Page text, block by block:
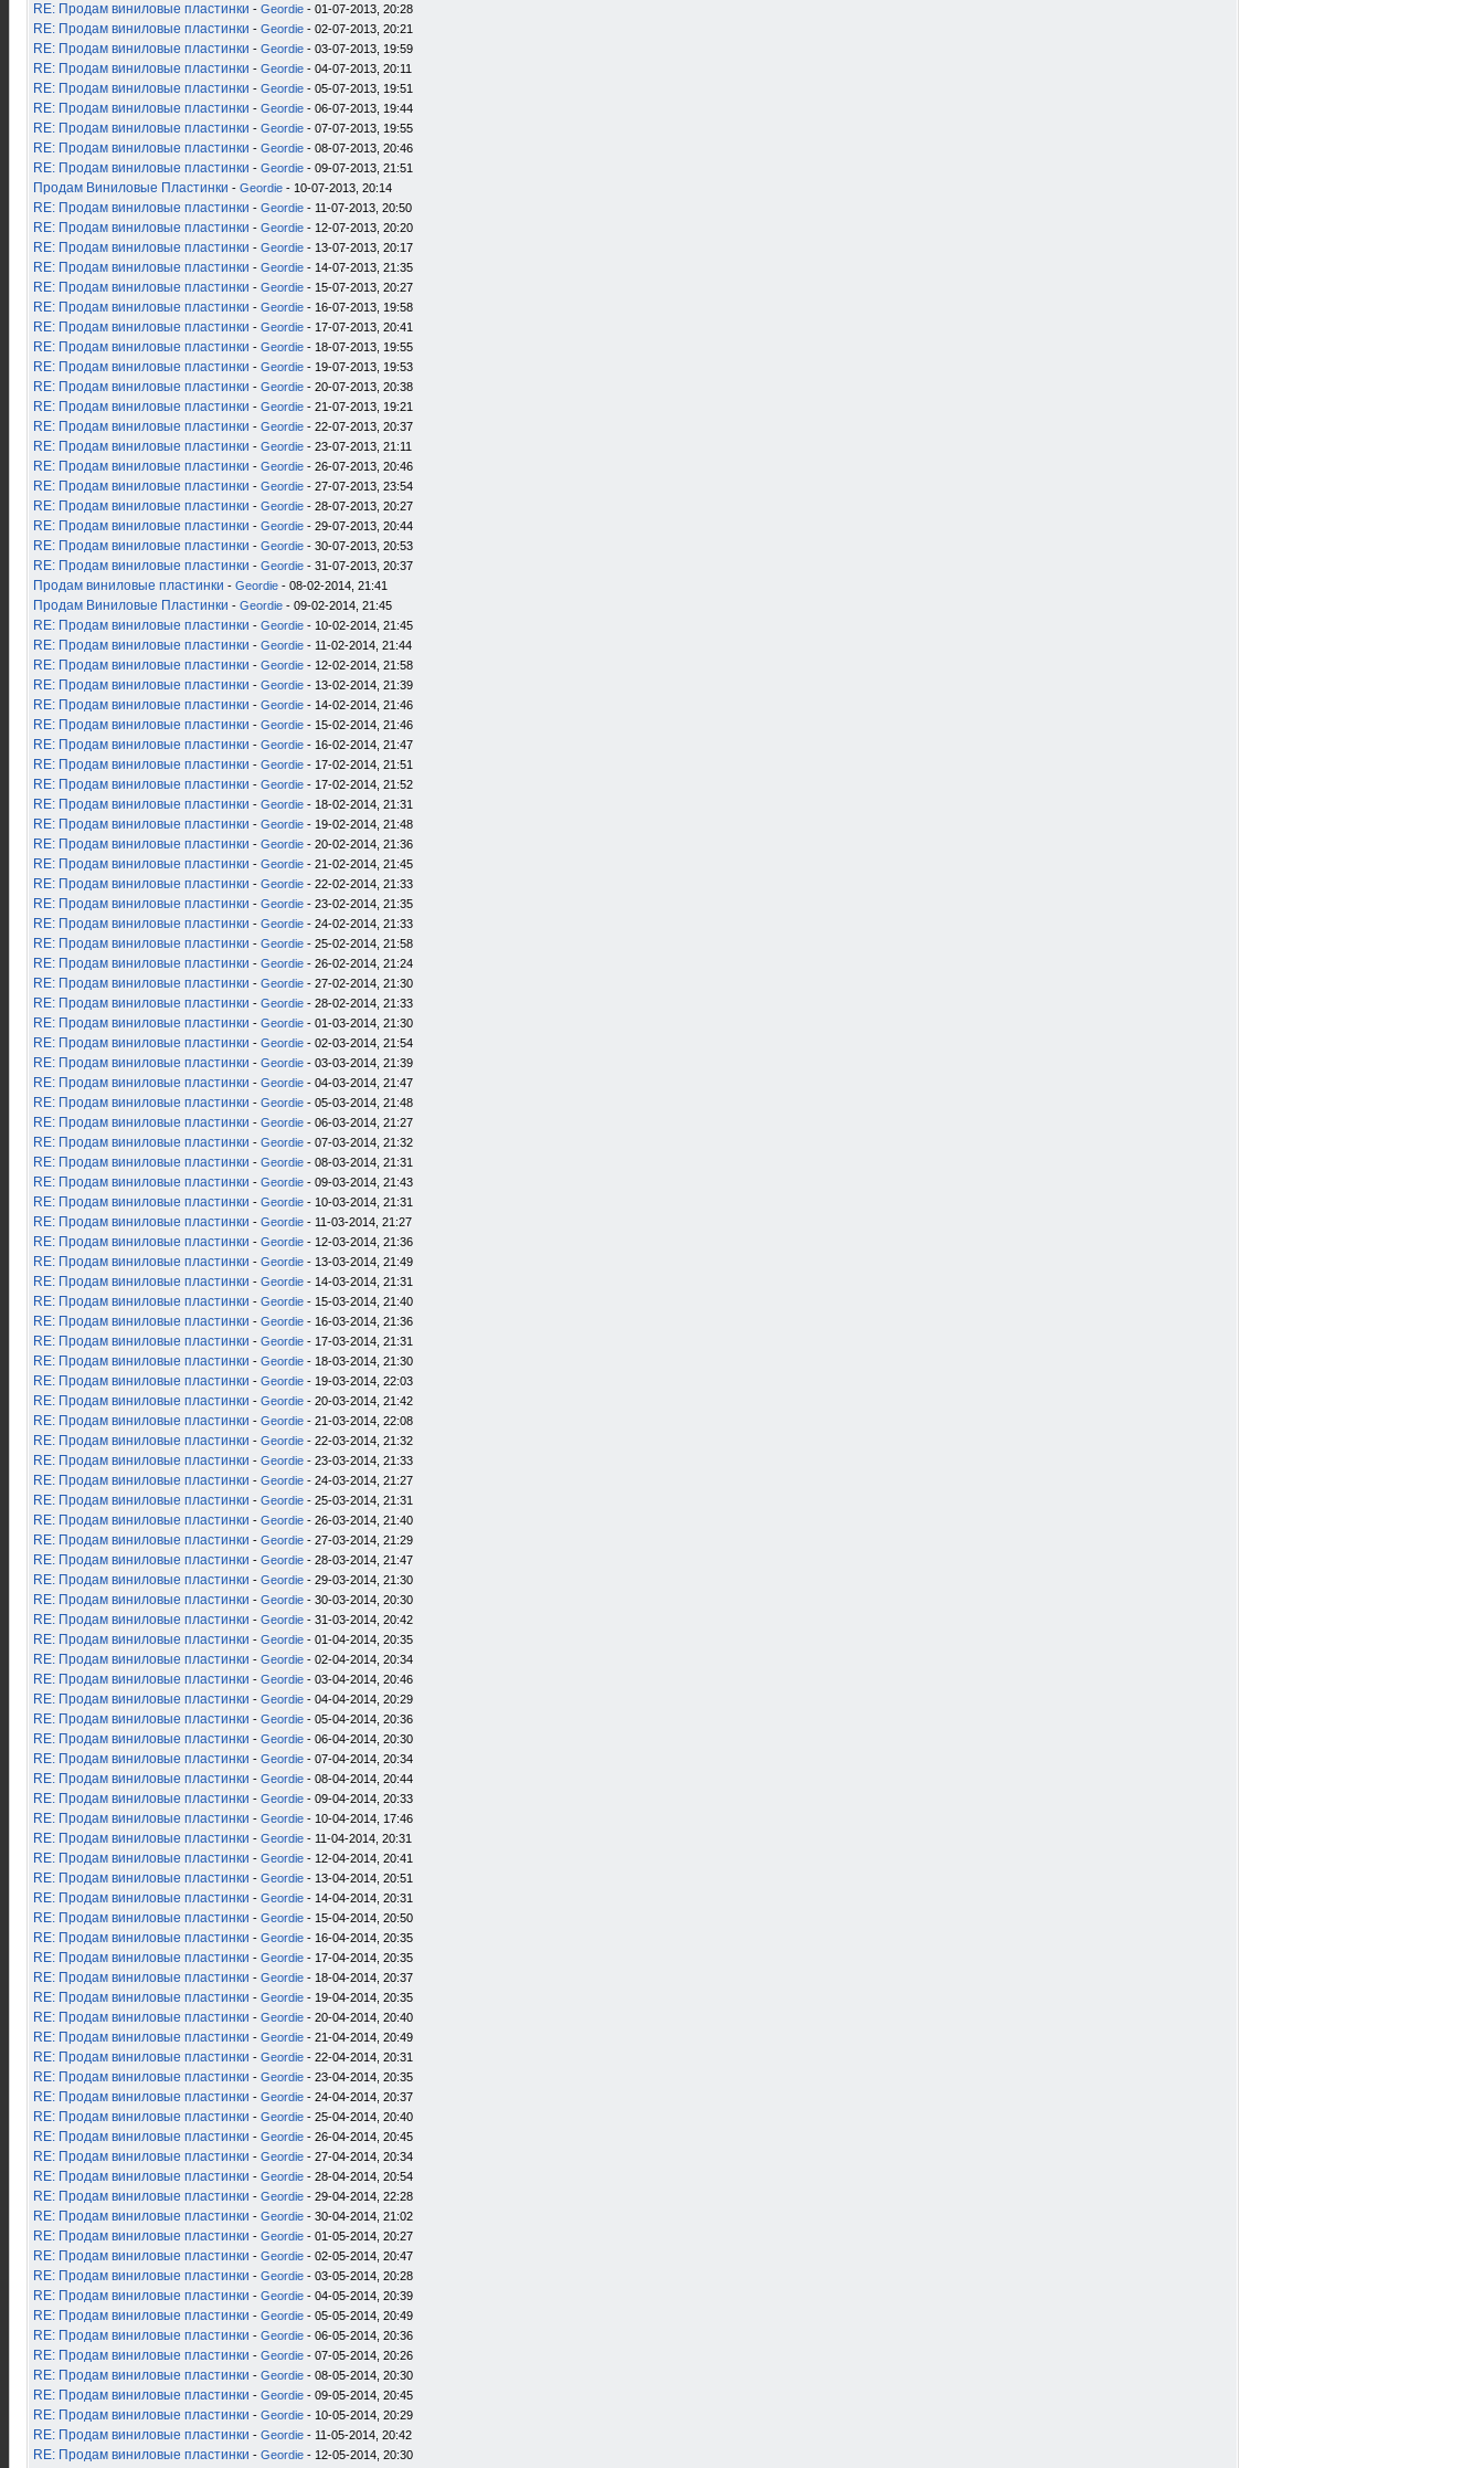
RE: Продам виниловые пластинки - Geordie - 01-07-2013, 20:28
RE: Продам виниловые пластинки - Geordie - 02-07-2013, 20:21
RE: Продам виниловые пластинки - Geordie - 03-07-2013, 19:59
RE: Продам виниловые пластинки - Geordie - 04-07-2013, 20:11
RE: Продам виниловые пластинки - Geordie - 05-07-2013, 19:51
RE: Продам виниловые пластинки - Geordie - 06-07-2013, 19:44
RE: Продам виниловые пластинки - Geordie - 07-07-2013, 19:55
RE: Продам виниловые пластинки - Geordie - 08-07-2013, 20:46
RE: Продам виниловые пластинки - Geordie - 09-07-2013, 21:51
Продам Виниловые Пластинки - Geordie - 10-07-2013, 20:14
RE: Продам виниловые пластинки - Geordie - 11-07-2013, 20:50
RE: Продам виниловые пластинки - Geordie - 12-07-2013, 20:20
RE: Продам виниловые пластинки - Geordie - 13-07-2013, 20:17
RE: Продам виниловые пластинки - Geordie - 14-07-2013, 21:35
RE: Продам виниловые пластинки - Geordie - 15-07-2013, 20:27
RE: Продам виниловые пластинки - Geordie - 16-07-2013, 19:58
RE: Продам виниловые пластинки - Geordie - 17-07-2013, 20:41
RE: Продам виниловые пластинки - Geordie - 18-07-2013, 19:55
RE: Продам виниловые пластинки - Geordie - 19-07-2013, 19:53
RE: Продам виниловые пластинки - Geordie - 20-07-2013, 20:38
RE: Продам виниловые пластинки - Geordie - 21-07-2013, 19:21
RE: Продам виниловые пластинки - Geordie - 22-07-2013, 20:37
RE: Продам виниловые пластинки - Geordie - 23-07-2013, 21:11
RE: Продам виниловые пластинки - Geordie - 26-07-2013, 20:46
RE: Продам виниловые пластинки - Geordie - 27-07-2013, 23:54
RE: Продам виниловые пластинки - Geordie - 28-07-2013, 20:27
RE: Продам виниловые пластинки - Geordie - 29-07-2013, 20:44
RE: Продам виниловые пластинки - Geordie - 30-07-2013, 20:53
RE: Продам виниловые пластинки - Geordie - 31-07-2013, 20:37
Продам виниловые пластинки - Geordie - 08-02-2014, 21:41
Продам Виниловые Пластинки - Geordie - 09-02-2014, 21:45
RE: Продам виниловые пластинки - Geordie - 10-02-2014, 21:45
RE: Продам виниловые пластинки - Geordie - 11-02-2014, 21:44
RE: Продам виниловые пластинки - Geordie - 12-02-2014, 21:58
RE: Продам виниловые пластинки - Geordie - 13-02-2014, 21:39
RE: Продам виниловые пластинки - Geordie - 14-02-2014, 21:46
RE: Продам виниловые пластинки - Geordie - 15-02-2014, 21:46
RE: Продам виниловые пластинки - Geordie - 16-02-2014, 21:47
RE: Продам виниловые пластинки - Geordie - 17-02-2014, 21:51
RE: Продам виниловые пластинки - Geordie - 17-02-2014, 21:52
RE: Продам виниловые пластинки - Geordie - 18-02-2014, 21:31
RE: Продам виниловые пластинки - Geordie - 19-02-2014, 21:48
RE: Продам виниловые пластинки - Geordie - 20-02-2014, 21:36
RE: Продам виниловые пластинки - Geordie - 21-02-2014, 21:45
RE: Продам виниловые пластинки - Geordie - 22-02-2014, 21:33
RE: Продам виниловые пластинки - Geordie - 23-02-2014, 21:35
RE: Продам виниловые пластинки - Geordie - 24-02-2014, 21:33
RE: Продам виниловые пластинки - Geordie - 25-02-2014, 21:58
RE: Продам виниловые пластинки - Geordie - 26-02-2014, 21:24
RE: Продам виниловые пластинки - Geordie - 27-02-2014, 21:30
RE: Продам виниловые пластинки - Geordie - 28-02-2014, 21:33
RE: Продам виниловые пластинки - Geordie - 01-03-2014, 21:30
RE: Продам виниловые пластинки - Geordie - 02-03-2014, 21:54
RE: Продам виниловые пластинки - Geordie - 03-03-2014, 21:39
RE: Продам виниловые пластинки - Geordie - 04-03-2014, 21:47
RE: Продам виниловые пластинки - Geordie - 05-03-2014, 21:48
RE: Продам виниловые пластинки - Geordie - 06-03-2014, 21:27
RE: Продам виниловые пластинки - Geordie - 07-03-2014, 21:32
RE: Продам виниловые пластинки - Geordie - 08-03-2014, 21:31
RE: Продам виниловые пластинки - Geordie - 09-03-2014, 21:43
RE: Продам виниловые пластинки - Geordie - 10-03-2014, 21:31
RE: Продам виниловые пластинки - Geordie - 11-03-2014, 21:27
RE: Продам виниловые пластинки - Geordie - 12-03-2014, 21:36
RE: Продам виниловые пластинки - Geordie - 13-03-2014, 21:49
RE: Продам виниловые пластинки - Geordie - 14-03-2014, 21:31
RE: Продам виниловые пластинки - Geordie - 15-03-2014, 21:40
RE: Продам виниловые пластинки - Geordie - 16-03-2014, 21:36
RE: Продам виниловые пластинки - Geordie - 17-03-2014, 21:31
RE: Продам виниловые пластинки - Geordie - 18-03-2014, 21:30
RE: Продам виниловые пластинки - Geordie - 19-03-2014, 22:03
RE: Продам виниловые пластинки - Geordie - 20-03-2014, 21:42
RE: Продам виниловые пластинки - Geordie - 21-03-2014, 22:08
RE: Продам виниловые пластинки - Geordie - 22-03-2014, 21:32
RE: Продам виниловые пластинки - Geordie - 23-03-2014, 21:33
RE: Продам виниловые пластинки - Geordie - 24-03-2014, 21:27
RE: Продам виниловые пластинки - Geordie - 25-03-2014, 21:31
RE: Продам виниловые пластинки - Geordie - 26-03-2014, 21:40
RE: Продам виниловые пластинки - Geordie - 27-03-2014, 21:29
RE: Продам виниловые пластинки - Geordie - 28-03-2014, 21:47
RE: Продам виниловые пластинки - Geordie - 29-03-2014, 21:30
RE: Продам виниловые пластинки - Geordie - 30-03-2014, 20:30
RE: Продам виниловые пластинки - Geordie - 31-03-2014, 20:42
RE: Продам виниловые пластинки - Geordie - 01-04-2014, 20:35
RE: Продам виниловые пластинки - Geordie - 02-04-2014, 20:34
RE: Продам виниловые пластинки - Geordie - 03-04-2014, 20:46
RE: Продам виниловые пластинки - Geordie - 04-04-2014, 20:29
RE: Продам виниловые пластинки - Geordie - 05-04-2014, 20:36
RE: Продам виниловые пластинки - Geordie - 06-04-2014, 20:30
RE: Продам виниловые пластинки - Geordie - 07-04-2014, 20:34
RE: Продам виниловые пластинки - Geordie - 08-04-2014, 20:44
RE: Продам виниловые пластинки - Geordie - 09-04-2014, 20:33
RE: Продам виниловые пластинки - Geordie - 10-04-2014, 17:46
RE: Продам виниловые пластинки - Geordie - 11-04-2014, 20:31
RE: Продам виниловые пластинки - Geordie - 12-04-2014, 20:41
RE: Продам виниловые пластинки - Geordie - 13-04-2014, 20:51
RE: Продам виниловые пластинки - Geordie - 14-04-2014, 20:31
RE: Продам виниловые пластинки - Geordie - 15-04-2014, 20:50
RE: Продам виниловые пластинки - Geordie - 16-04-2014, 20:35
RE: Продам виниловые пластинки - Geordie - 17-04-2014, 20:35
RE: Продам виниловые пластинки - Geordie - 18-04-2014, 20:37
RE: Продам виниловые пластинки - Geordie - 19-04-2014, 20:35
RE: Продам виниловые пластинки - Geordie - 20-04-2014, 20:40
RE: Продам виниловые пластинки - Geordie - 21-04-2014, 20:49
RE: Продам виниловые пластинки - Geordie - 22-04-2014, 20:31
RE: Продам виниловые пластинки - Geordie - 23-04-2014, 20:35
RE: Продам виниловые пластинки - Geordie - 24-04-2014, 20:37
RE: Продам виниловые пластинки - Geordie - 25-04-2014, 20:40
RE: Продам виниловые пластинки - Geordie - 26-04-2014, 20:45
RE: Продам виниловые пластинки - Geordie - 27-04-2014, 20:34
RE: Продам виниловые пластинки - Geordie - 28-04-2014, 20:54
RE: Продам виниловые пластинки - Geordie - 29-04-2014, 22:28
RE: Продам виниловые пластинки - Geordie - 30-04-2014, 21:02
RE: Продам виниловые пластинки - Geordie - 01-05-2014, 20:27
RE: Продам виниловые пластинки - Geordie - 02-05-2014, 20:47
RE: Продам виниловые пластинки - Geordie - 03-05-2014, 20:28
RE: Продам виниловые пластинки - Geordie - 04-05-2014, 20:39
RE: Продам виниловые пластинки - Geordie - 05-05-2014, 20:49
RE: Продам виниловые пластинки - Geordie - 06-05-2014, 20:36
RE: Продам виниловые пластинки - Geordie - 07-05-2014, 20:26
RE: Продам виниловые пластинки - Geordie - 08-05-2014, 20:30
RE: Продам виниловые пластинки - Geordie - 09-05-2014, 20:45
RE: Продам виниловые пластинки - Geordie - 10-05-2014, 20:29
RE: Продам виниловые пластинки - Geordie - 11-05-2014, 20:42
RE: Продам виниловые пластинки - Geordie - 12-05-2014, 20:30